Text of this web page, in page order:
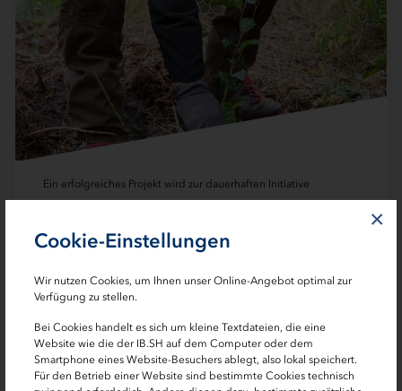
Cookie-Einstellungen
Wir nutzen Cookies, um Ihnen unser Online-Angebot optimal zur
Verfügung zu stellen.
Bei Cookies handelt es sich um kleine Textdateien, die eine
Website wie die der IB.SH auf dem Computer oder dem
Smartphone eines Website-Besuchers ablegt, also lokal speichert.
Für den Betrieb einer Website sind bestimmte Cookies technisch
×
Ein erfolgreiches Projekt wird zur dauerhaften Initiative
Unsere neue Website ist online und mit ihr
dauerhafte Initiative für Schleswig-Holsteins
Wald.